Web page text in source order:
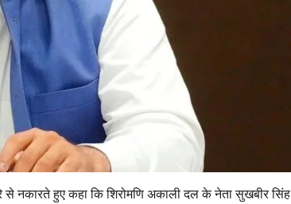
नकारते हुए कहा कि शिरोमणि अकाली दल के नेता सुखबीर सिंह